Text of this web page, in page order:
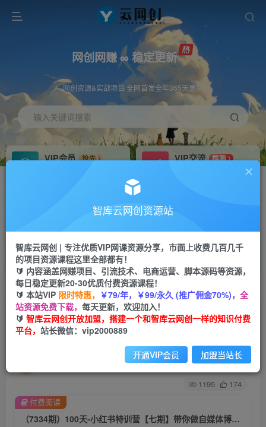
网创网赚 ∞ 稳定更新
网创资源&实战项目 全网首发全年365天更新
输入关键词搜索
VIP会员
抢先
VIP交流
群聊
研究探讨更多创业项目路子。
会员专属推广链接
网赚网创 项目
365天稳定跟新
APP下载
GO
首页 创业课程 会员专属 正文
（7334期）100天-小红书特训营【七期】带你做
自媒体博主 每月多赚4位数 IP账号全指南
关注 私信
1195 174
（7334期）100天-小红书特训营【七期】带你做自媒体博主 每月多赚4位数 IP账号全指南
付费阅读
智库云网创资源站
智库云网创 | 专注优质VIP网课资源分享，市面上收费几百几千
的项目资源课程这里全部都有！
🔰 内容涵盖网赚项目、引流技术、电商运营、脚本源码等资源，
每日稳定更新20-30优质付费资源课程！
🔰 本站VIP 限时特惠， ￥79/年，￥99/永久 (推广佣金70%)， 全
站资源免费下载， 每天更新，欢迎加入！
🔰 智库云网创开放加盟，搭建一个和智库云网创一样的知识付费
平台， 站长微信：vip2000889
开通VIP会员 加盟当站长